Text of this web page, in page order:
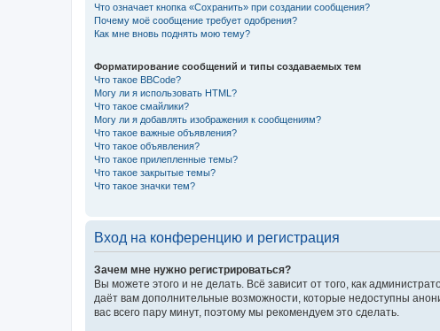
Что означает кнопка «Сохранить» при создании сообщения?
Почему моё сообщение требует одобрения?
Как мне вновь поднять мою тему?
Форматирование сообщений и типы создаваемых тем
Что такое BBCode?
Могу ли я использовать HTML?
Что такое смайлики?
Могу ли я добавлять изображения к сообщениям?
Что такое важные объявления?
Что такое объявления?
Что такое прилепленные темы?
Что такое закрытые темы?
Что такое значки тем?
Вход на конференцию и регистрация
Зачем мне нужно регистрироваться?
Вы можете этого и не делать. Всё зависит от того, как
даёт вам дополнительные возможности, которые недоступны
вас всего пару минут, поэтому мы рекомендуем это сделать.